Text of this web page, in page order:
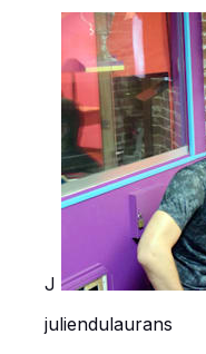
J
juliendulaurans